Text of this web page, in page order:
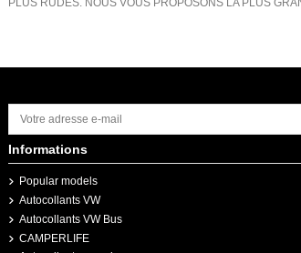
Informations
Popular models
Autocollants VW
Autocollants VW Bus
CAMPERLIFE